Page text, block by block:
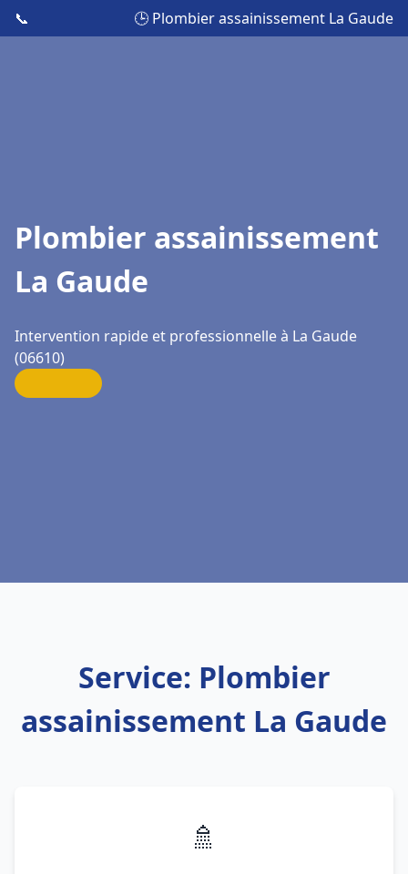
📞 🕒 Plombier assainissement La Gaude
Plombier assainissement
La Gaude
Intervention rapide et professionnelle à La Gaude
(06610)
Service: Plombier
assainissement La Gaude
🚿